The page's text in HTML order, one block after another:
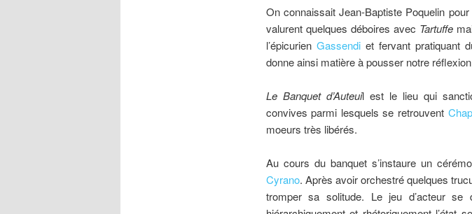
On connaissait Jean-Baptiste Poquelin
valurent quelques déboires avec Tartuffe
l’épicurienGassendiet fervant pratiquant
donne ainsi matière à pousser notre
Le Banquet d’Auteuil est le lieu qui
convives parmi lesquels se retrouvent
moeurs très libérés.
Au cours du banquet s’instaure un
Cyrano. Après avoir orchestré quelques
tromper sa solitude. Le jeu d’acteur se